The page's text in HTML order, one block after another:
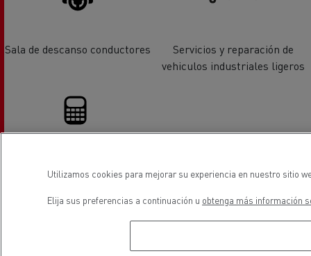
Sala de descanso conductores
Servicios y reparación de
vehiculos industriales ligeros
Financiación
Utilizamos cookies para mejorar su experiencia en nuestro sitio
Elija sus preferencias a continuación u obtenga más información